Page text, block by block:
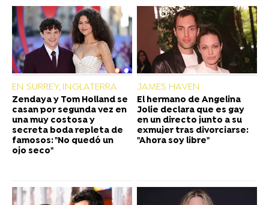
EN SURREY, INGLATERRA
Zendaya y Tom Holland se
casan por segunda vez en
una muy costosa y
secreta boda repleta de
famosos: "No quedó un
ojo seco"
JAMES HAVEN
El hermano de Angelina
Jolie declara que es gay
en un directo junto a su
exmujer tras divorciarse:
"Ahora soy libre"